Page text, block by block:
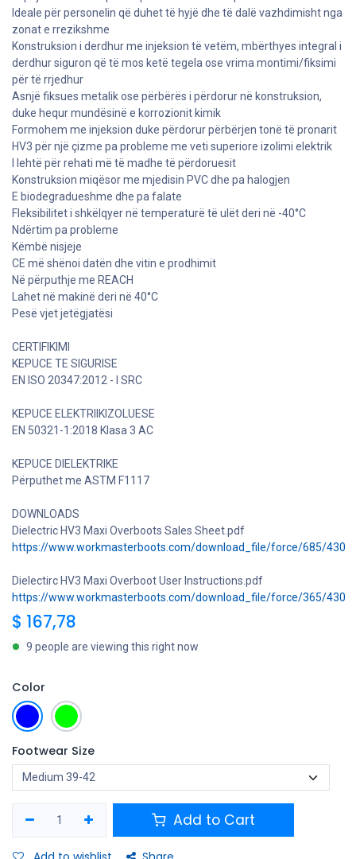
Ideale për personelin që duhet të hyjë dhe të dalë vazhdimisht nga
zonat e rrezikshme
Konstruksion i derdhur me injeksion të vetëm, mbërthyes integral i
derdhur siguron që të mos ketë tegela ose vrima montimi/fiksimi
për të rrjedhur
Asnjë fiksues metalik ose përbërës i përdorur në konstruksion,
duke hequr mundësinë e korrozionit kimik
Formohem me injeksion duke përdorur përbërjen tonë të pronarit
HV3 për një çizme pa probleme me veti superiore izolimi elektrik
I lehtë për rehati më të madhe të përdoruesit
Konstruksion miqësor me mjedisin PVC dhe pa halogjen
E biodegradueshme dhe pa falate
Fleksibilitet i shkëlqyer në temperaturë të ulët deri në -40°C
Ndërtim pa probleme
Këmbë nisjeje
CE më shënoi datën dhe vitin e prodhimit
Në përputhje me REACH
Lahet në makinë deri në 40°C
Pesë vjet jetëgjatësi
CERTIFIKIMI
KEPUCE TE SIGURISE
EN ISO 20347:2012 - I SRC
KEPUCE ELEKTRIIKIZOLUESE
EN 50321-1:2018 Klasa 3 AC
KEPUCE DIELEKTRIKE
Përputhet me ASTM F1117
DOWNLOADS
Dielectric HV3 Maxi Overboots Sales Sheet.pdf
https://www.workmasterboots.com/download_file/force/685/430
Dielectirc HV3 Maxi Overboot User Instructions.pdf
https://www.workmasterboots.com/download_file/force/365/430
$ 167,78
9 people are viewing this right now
Color
Footwear Size
Add to Cart